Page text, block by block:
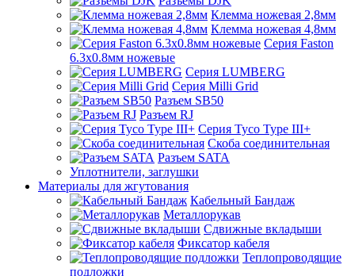
Клемма ножевая 2,8мм
Клемма ножевая 4,8мм
Серия Faston
6.3х0.8мм ножевые
Серия LUMBERG
Серия Milli Grid
Разъем SB50
Разъем RJ
Серия Tyco Type III+
Скоба соединительная
Разъем SATA
Уплотнители, заглушки
Материалы для жгутования
Кабельный Бандаж
Металлорукав
Сдвижные вкладыши
Фиксатор кабеля
Теплопроводящие
подложки